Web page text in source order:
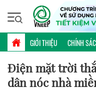
GIỚI THIỆU CHÍNH
Thứ sáu, 07/08/2026 | 23:22
PHỔ
Điện mặt trời
dân nóc nhà